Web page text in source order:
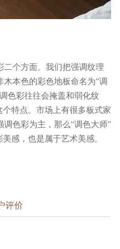
二个方面。我们把强调纹理
本色的彩色地板命名为“调
色彩往往会掩盖和弱化纹
特点。市场上有很多板式家
色彩为主，那么“调色大师”
感，也是属于艺术美感。
评价